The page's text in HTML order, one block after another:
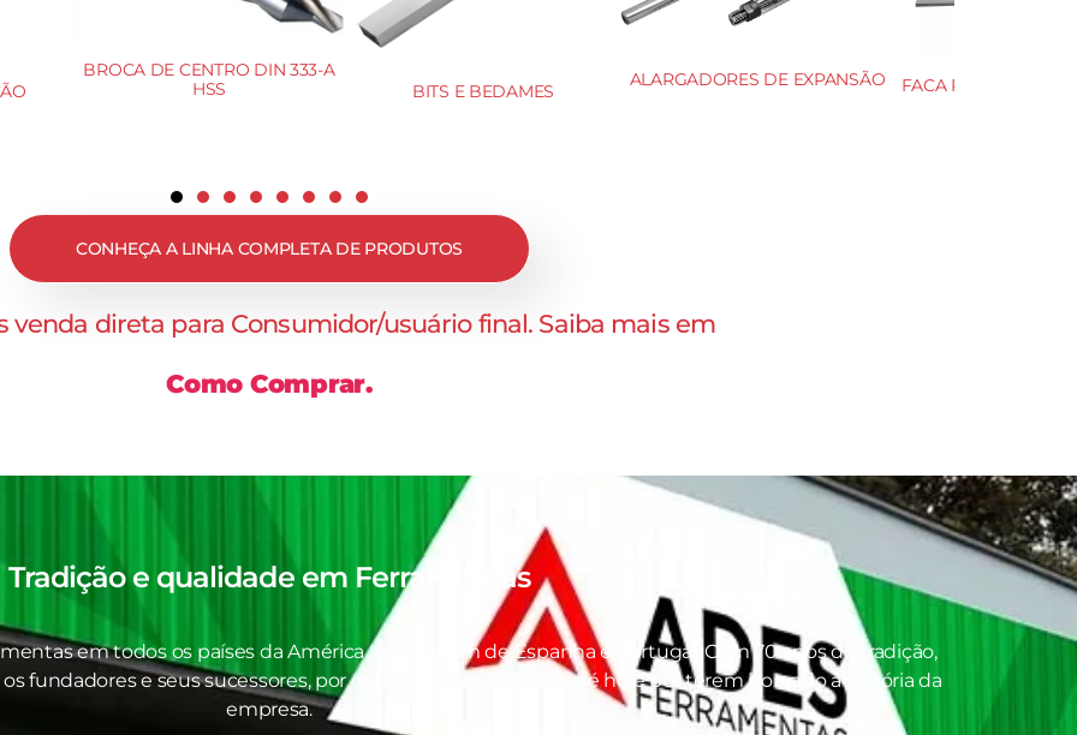
TALHADEIRA CHATA 15×150
CONHEÇA A LINHA COMPLETA DE PRODUTOS
venda direta para Consumidor/usuário final. Saiba mais em
Como Comprar.
Tradição e qualidade em Ferramentas
em todos os países da América Latina, além de Espanha e Portugal. Com 70 anos de tradição,
fundadores e seus sucessores, por quem nos orgulhamos até hoje por terem honrado a história da
empresa.